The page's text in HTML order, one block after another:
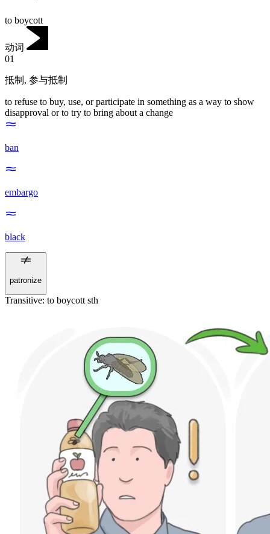
to boycott
动词
01
抵制 , 参与抵制
to refuse to buy, use, or participate in something as a way to show
disapproval or to try to bring about a change
ban
embargo
black
patronize
Transitive: to boycott sth